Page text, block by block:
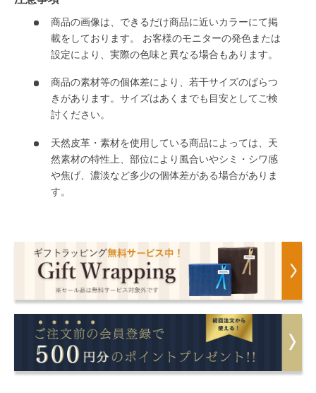
商品の画像は、できるだけ商品に近いカラーにて掲
載をしております。 お客様のモニターの発色または
設定により、実際の色味と異なる場合もあります。
商品の素材等の個体差により、若干サイズのばらつ
きがあります。サイズはあくまでも目安としてご検
討ください。
天然皮革・素材を使用している商品によっては、天
然素材の特性上、部位により風合いやシミ・シワ感
や焦げ、濃淡など多少の個体差がある場合がありま
す。